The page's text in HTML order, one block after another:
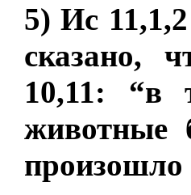
5) Ис
сказано,
10,11: “в
животные
произошло